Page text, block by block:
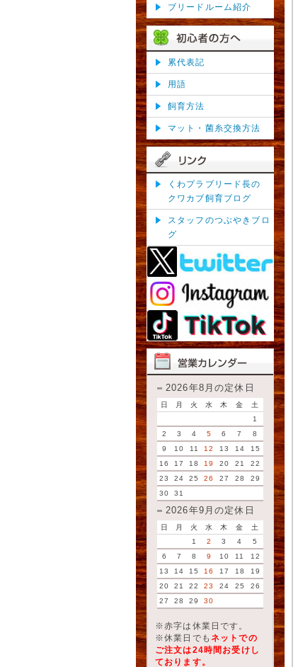
ブリードルーム紹介
累代表記
用語
飼育方法
マット・菌糸交換方法
くわプラブリード長の
クワカブ飼育ブログ
スタッフのつぶやきブロ
グ
2026年8月の定休日
日 月 火 水 木 金
土
1
2
3 4 5 6 7
8
9
10 11 12 13 14
15
16
17 18 19 20 21
22
23
24 25 26 27 28
29
30
31
2026年9月の定休日
日 月 火 水 木 金
土
1
2 3 4
5
6
7 8 9 10 11
12
13
14 15 16 17 18
19
20
21 22 23 24 25
26
27
28 29 30
※赤字は休業日です。
※休業日でも ネットでの
ご注文は24時間お受けし
ております。